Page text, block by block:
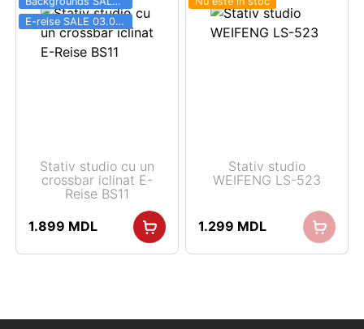
E-reise SALE 03.06 - 31.08
Stativ studio cu un
crossbar iclinat E-
Reise BS11
1.899 MDL
Stativ studio
WEIFENG LS-523
1.299 MDL